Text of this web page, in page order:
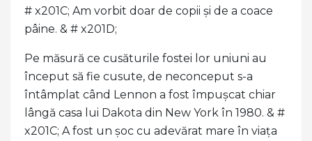
# x201C; Am vorbit doar de copii și de a coace
pâine. & # x201D;
Pe măsură ce cusăturile fostei lor uniuni au
început să fie cusute, de neconceput s-a
întâmplat când Lennon a fost împușcat chiar
lângă casa lui Dakota din New York în 1980. & #
x201C; A fost un șoc cu adevărat mare în viața